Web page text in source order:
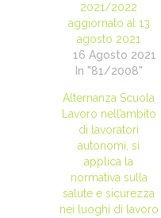
2021/2022
aggiornato al 13
agosto 2021
16 Agosto 2021
In "81/2008"
Alternanza Scuola
Lavoro nell’ambito
di lavoratori
autonomi, si
applica la
normativa sulla
salute e sicurezza
nei luoghi di lavoro